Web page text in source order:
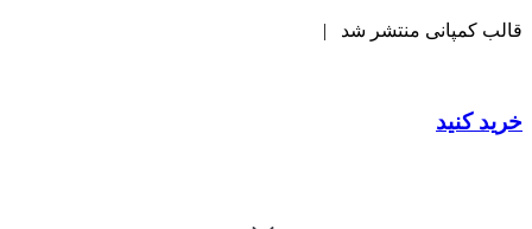
قالب کمپانی منتشر شد |
خرید کنید